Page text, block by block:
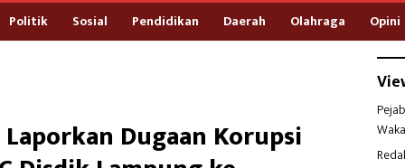
Politik Sosial Pendidikan Daerah Olahraga Opini
Dugaan Korupsi